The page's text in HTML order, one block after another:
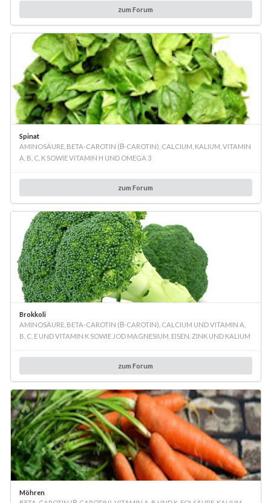
zum Forum
Spinat
AMINOSÄURE, BETA-CAROTIN (Β-CAROTIN), CALCIUM, KALIUM, VITAMIN
A, B, C, K SOWIE VITAMIN H UND OMEGA 3
zum Forum
Brokkoli
AMINOSÄURE, BETA-CAROTIN (Β-CAROTIN), CALCIUM UND VITAMIN A,
B, C, E UND VITAMIN K SOWIE JOD MAGNESIUM, EISEN, ZINK UND KALIUM
zum Forum
Möhren